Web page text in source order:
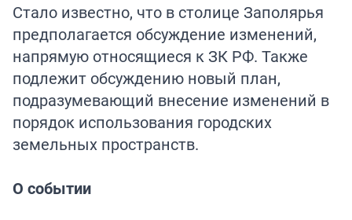
Стало известно, что в столице Заполярья
предполагается обсуждение изменений,
напрямую относящиеся к ЗК РФ. Также
подлежит обсуждению новый план,
подразумевающий внесение изменений в
порядок использования городских
земельных пространств.
О событии